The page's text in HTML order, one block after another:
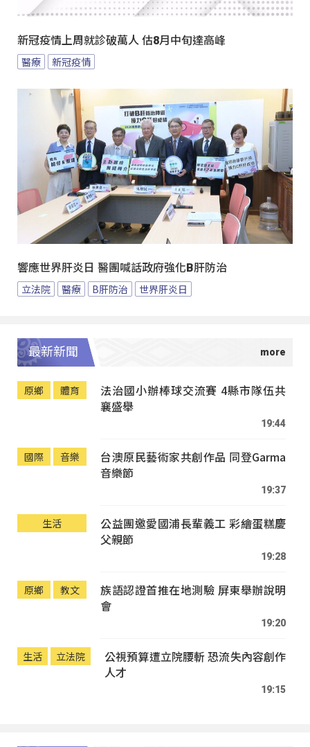
新冠疫情上周就診破萬人 估8月中旬達高峰
醫療 新冠疫情
響應世界肝炎日 醫團喊話政府強化B肝防治
立法院 醫療 B肝防治 世界肝炎日
最新新聞
原鄉 體育
法治國小辦棒球交流賽 4縣市隊伍共
襄盛舉
19:44
國際 音樂
台澳原民藝術家共創作品 同登Garma
音樂節
19:37
生活
公益團邀愛國浦長輩義工 彩繪蛋糕慶
父親節
19:28
原鄉 教文
族語認證首推在地測驗 屏東舉辦說明
會
19:20
生活 立法院
公視預算遭立院腰斬 恐流失內容創作
人才
19:15